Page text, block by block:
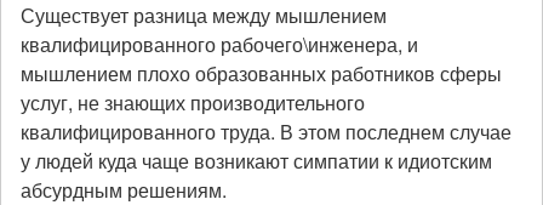
Существует разница между мышлением
квалифицированного рабочего\инженера, и
мышлением плохо образованных работников сферы
услуг, не знающих производительного
квалифицированного труда. В этом последнем случае
у людей куда чаще возникают симпатии к идиотским
абсурдным решениям.